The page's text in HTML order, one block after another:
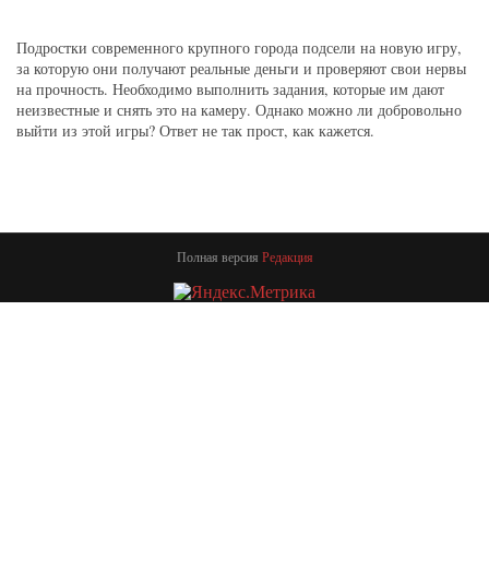
Подростки современного крупного города подсели на новую игру,
за которую они получают реальные деньги и проверяют свои нервы
на прочность. Необходимо выполнить задания, которые им дают
неизвестные и снять это на камеру. Однако можно ли добровольно
выйти из этой игры? Ответ не так прост, как кажется.
Полная версия Редакция